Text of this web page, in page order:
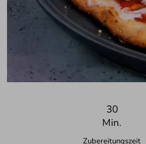
30
Min.
Zubereitungszeit